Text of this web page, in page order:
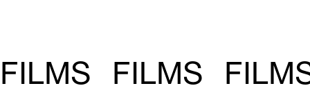
FILMS FILMS